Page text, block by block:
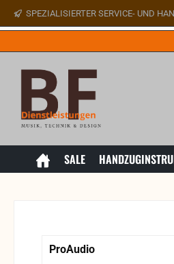
Hauptinhalt springen
Zur Suche springen
Zur Hauptnavigation springen
SPEZIALISIERTER SERVICE- UND
SALE
ProAudio